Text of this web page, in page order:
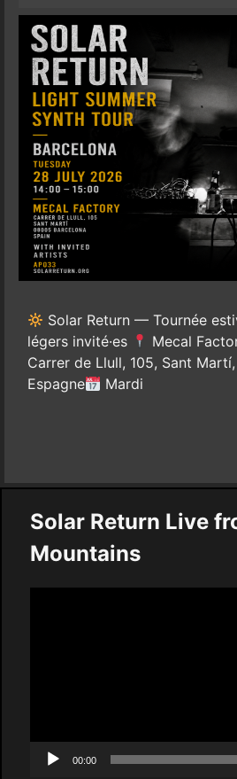
Solar Return — Tournée
légers invité·es
Mecal
Carrer de Llull, 105, Sant
Espagne
Mardi
Solar Return Live
Mountains
00:00